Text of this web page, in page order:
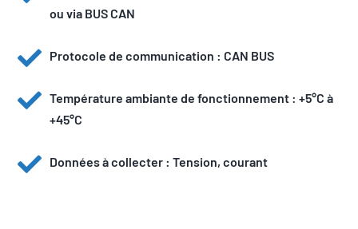
ou via BUS CAN
Protocole de communication : CAN BUS
Température ambiante de fonctionnement : +5°C à
+45°C
Données à collecter : Tension, courant